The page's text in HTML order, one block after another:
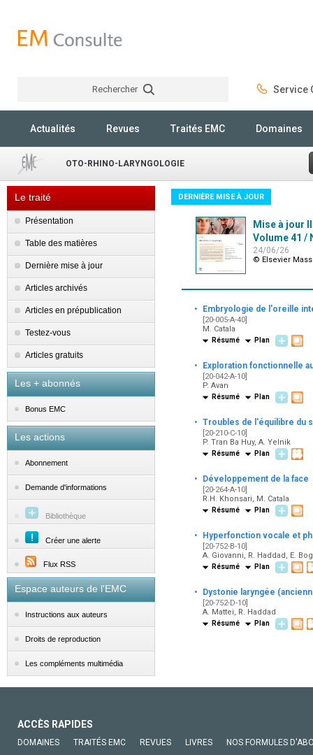
Rechercher Service
Actualités Revues Traités EMC Domaines
OTO-RHINO-LARYNGOLOGIE
Le traité
Présentation
Table des matières
Dernière mise à jour
Articles archivés
Articles en prépublication
Testez-vous
Articles gratuits
Les + abonnés
Bonus EMC
Les actions
Abonnement
Demande d'informations
Bibliothèque
Créer une alerte
Flux RSS
Espace auteurs de l'EMC
Instructions aux auteurs
Droits de reproduction
Les compléments multimédia
DERNIÈRE MISE À JOUR
Mise à jour
Volume 41 /
24/06/26
© Elsevier
· Embryologie de l'oreille
[20-005-A-40]
M. Catala
Résumé Plan
· Exploration fonctionnelle
[20-042-A-10]
P. Avan
Résumé Plan
· Troubles de l'équilibre du
[20-210-C-10]
P. Tran Ba Huy, A. Yelnik
Résumé Plan
· Développement de la face
[20-264-A-10]
R.H. Khonsari, M. Catala
Résumé Plan
· Hyperfonction vocale et
[20-752-B-10]
A. Giovanni, R. Haddad, E.
Résumé Plan
· Dystonie laryngée
[20-752-D-10]
A. Mattei, R. Haddad
Résumé Plan
ACCÈS RAPIDES
DOMAINES TRAITÉS EMC REVUES LIVRES NOS FORMULES